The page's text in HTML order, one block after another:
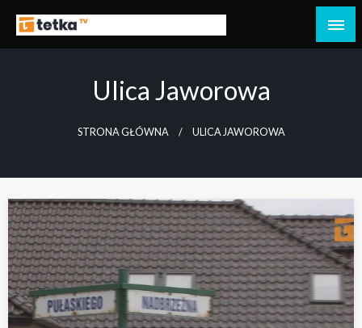
treściTv Tetka Tczew
Tetka Tczew – Twoja lokalna telewizja!
Ulica Jaworowa
STRONA GŁÓWNA ULICA JAWOROWA